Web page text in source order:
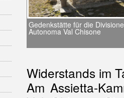
Gedenkstätte für die Divisione
Autonoma Val Chisone
Widerstands im
Am Assietta-